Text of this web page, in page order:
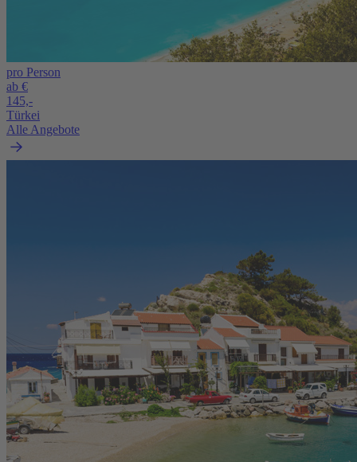
pro Person
ab €
145,-
Türkei
Alle Angebote